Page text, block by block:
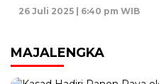
26 Juli 2025 | 6:40 pm WIB
MAJALENGKA